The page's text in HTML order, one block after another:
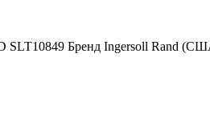
SLT10849 Бренд Ingersoll Rand